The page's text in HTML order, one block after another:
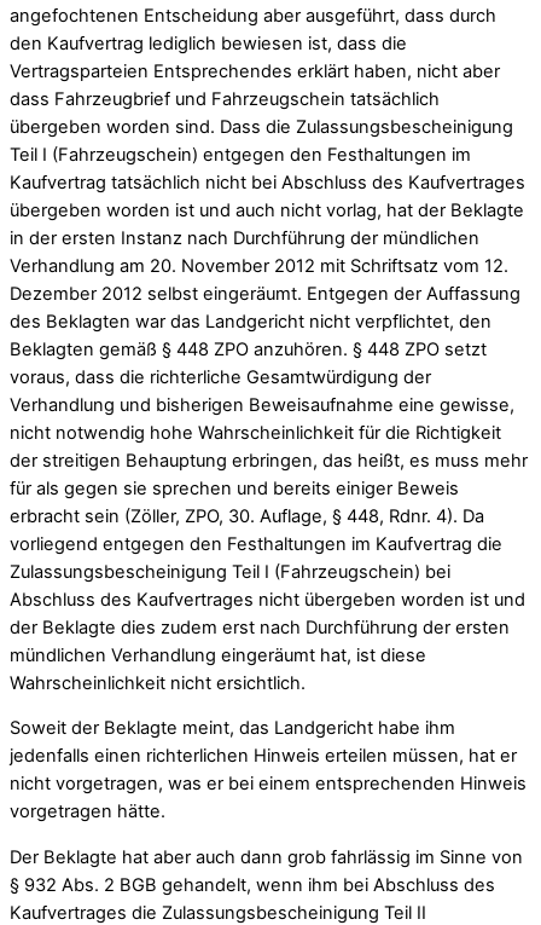
angefochtenen Entscheidung aber ausgeführt, dass durch
den Kaufvertrag lediglich bewiesen ist, dass die
Vertragsparteien Entsprechendes erklärt haben, nicht aber
dass Fahrzeugbrief und Fahrzeugschein tatsächlich
übergeben worden sind. Dass die Zulassungsbescheinigung
Teil I (Fahrzeugschein) entgegen den Festhaltungen im
Kaufvertrag tatsächlich nicht bei Abschluss des Kaufvertrages
übergeben worden ist und auch nicht vorlag, hat der Beklagte
in der ersten Instanz nach Durchführung der mündlichen
Verhandlung am 20. November 2012 mit Schriftsatz vom 12.
Dezember 2012 selbst eingeräumt. Entgegen der Auffassung
des Beklagten war das Landgericht nicht verpflichtet, den
Beklagten gemäß § 448 ZPO anzuhören. § 448 ZPO setzt
voraus, dass die richterliche Gesamtwürdigung der
Verhandlung und bisherigen Beweisaufnahme eine gewisse,
nicht notwendig hohe Wahrscheinlichkeit für die Richtigkeit
der streitigen Behauptung erbringen, das heißt, es muss mehr
für als gegen sie sprechen und bereits einiger Beweis
erbracht sein (Zöller, ZPO, 30. Auflage, § 448, Rdnr. 4). Da
vorliegend entgegen den Festhaltungen im Kaufvertrag die
Zulassungsbescheinigung Teil I (Fahrzeugschein) bei
Abschluss des Kaufvertrages nicht übergeben worden ist und
der Beklagte dies zudem erst nach Durchführung der ersten
mündlichen Verhandlung eingeräumt hat, ist diese
Wahrscheinlichkeit nicht ersichtlich.
Soweit der Beklagte meint, das Landgericht habe ihm
jedenfalls einen richterlichen Hinweis erteilen müssen, hat er
nicht vorgetragen, was er bei einem entsprechenden Hinweis
vorgetragen hätte.
Der Beklagte hat aber auch dann grob fahrlässig im Sinne von
§ 932 Abs. 2 BGB gehandelt, wenn ihm bei Abschluss des
Kaufvertrages die Zulassungsbescheinigung Teil II